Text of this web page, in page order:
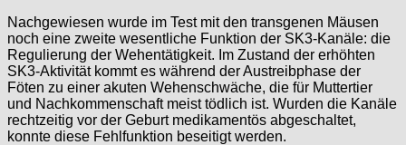
Nachgewiesen wurde im Test mit den transgenen Mäusen
noch eine zweite wesentliche Funktion der SK3-Kanäle: die
Regulierung der Wehentätigkeit. Im Zustand der erhöhten
SK3-Aktivität kommt es während der Austreibphase der
Föten zu einer akuten Wehenschwäche, die für Muttertier
und Nachkommenschaft meist tödlich ist. Wurden die Kanäle
rechtzeitig vor der Geburt medikamentös abgeschaltet,
konnte diese Fehlfunktion beseitigt werden.